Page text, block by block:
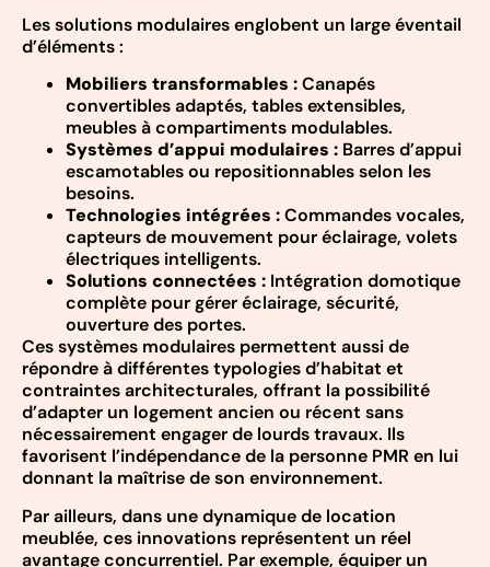
Les solutions modulaires englobent un large éventail
d’éléments :
Mobiliers transformables :Canapés
convertibles adaptés, tables extensibles,
meubles à compartiments modulables.
Systèmes d’appui modulaires : Barres d’appui
escamotables ou repositionnables selon les
besoins.
Technologies intégrées :Commandes vocales,
capteurs de mouvement pour éclairage, volets
électriques intelligents.
Solutions connectées : Intégration domotique
complète pour gérer éclairage, sécurité,
ouverture des portes.
Ces systèmes modulaires permettent aussi de
répondre à différentes typologies d’habitat et
contraintes architecturales, offrant la possibilité
d’adapter un logement ancien ou récent sans
nécessairement engager de lourds travaux. Ils
favorisent l’indépendance de la personne PMR en lui
donnant la maîtrise de son environnement.
Par ailleurs, dans une dynamique de location
meublée, ces innovations représentent un réel
avantage concurrentiel. Par exemple, équiper un